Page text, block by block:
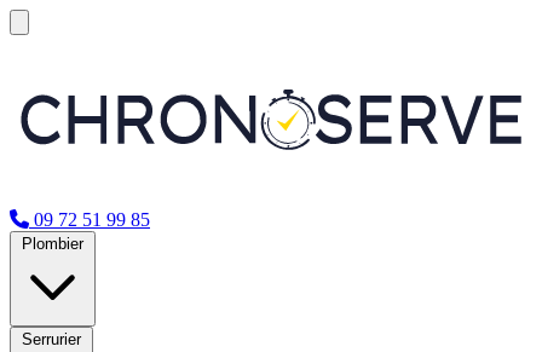
09 72 51 99 85
Plombier
Serrurier